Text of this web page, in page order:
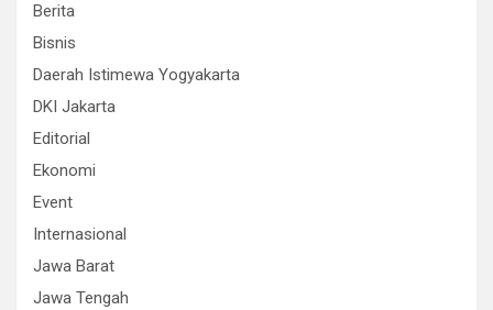
Berita
Bisnis
Daerah Istimewa Yogyakarta
DKI Jakarta
Editorial
Ekonomi
Event
Internasional
Jawa Barat
Jawa Tengah